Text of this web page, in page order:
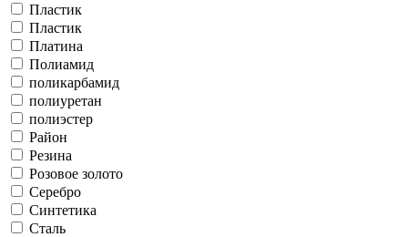
Пластик
Пластик
Платина
Полиамид
поликарбамид
полиуретан
полиэстер
Район
Резина
Розовое золото
Серебро
Синтетика
Сталь